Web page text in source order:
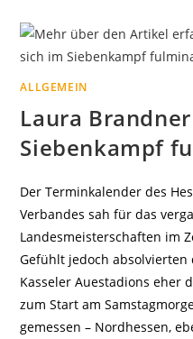
ALLGEMEIN
Laura
Siebenkampf
Der Terminkalender des
Verbandes sah für das
Landesmeisterschaften im
Gefühlt jedoch absolvierten
Kasseler Auestadions eher
zum Start am
gemessen – Nordhessen,